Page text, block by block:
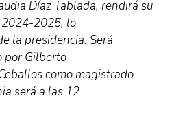
Díaz Tablada, rendirá su
2025, lo
la presidencia. Será
por Gilberto
como magistrado
será a las 12